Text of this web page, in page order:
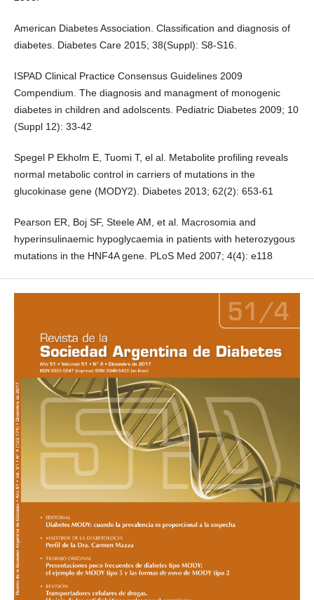
American Diabetes Association. Classification and diagnosis of
diabetes. Diabetes Care 2015; 38(Suppl): S8-S16.
ISPAD Clinical Practice Consensus Guidelines 2009
Compendium. The diagnosis and managment of monogenic
diabetes in children and adolscents. Pediatric Diabetes 2009; 10
(Suppl 12): 33-42
Spegel P Ekholm E, Tuomi T, el al. Metabolite profiling reveals
normal metabolic control in carriers of mutations in the
glucokinase gene (MODY2). Diabetes 2013; 62(2): 653-61
Pearson ER, Boj SF, Steele AM, et al. Macrosomia and
hyperinsulinaemic hypoglycaemia in patients with heterozygous
mutations in the HNF4A gene. PLoS Med 2007; 4(4): e118